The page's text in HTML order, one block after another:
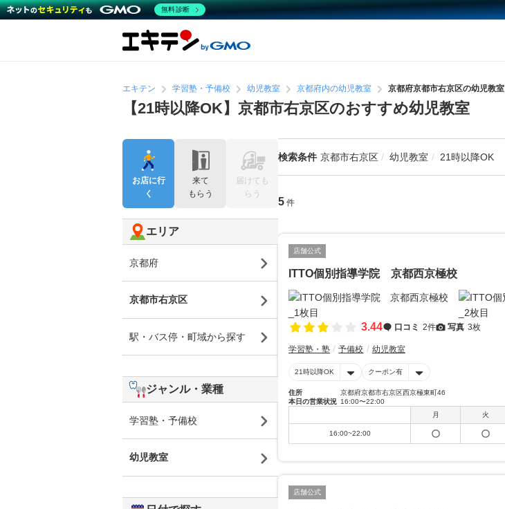
エキテン 学習塾・予備校 幼児教室 京都府内の幼児教室 京都府京都市右京区の幼児教室
【21時以降OK】京都市右京区のおすすめ幼児教室
検索条件 京都市右京区 幼児教室 21時以降OK
5 件
店舗公式
ITTO個別指導学院 京都西京極校
3.44 口コミ 2件 写真 3枚
学習塾・塾 予備校 幼児教室
21時以降OK クーポン有
住所
京都府京都市右京区西京極東町46
本日の営業状況 16:00〜22:00
月
火
16:00~22:00
店舗公式
お店に行
く
来て
もらう
届けても
らう
エリア
京都府
京都市右京区
駅・バス停・町域から探す
ジャンル・業種
学習塾・予備校
幼児教室
無料診断